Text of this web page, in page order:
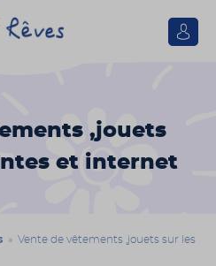
Se
,jouets
et internet
» Vente de vêtements ,jouets sur les